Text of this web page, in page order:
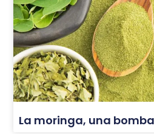
La moringa, una